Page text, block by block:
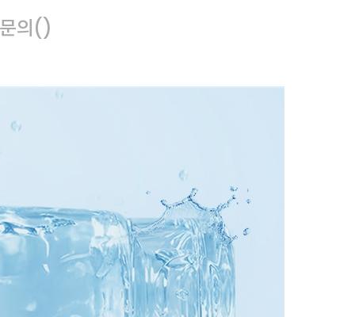
문의 ()